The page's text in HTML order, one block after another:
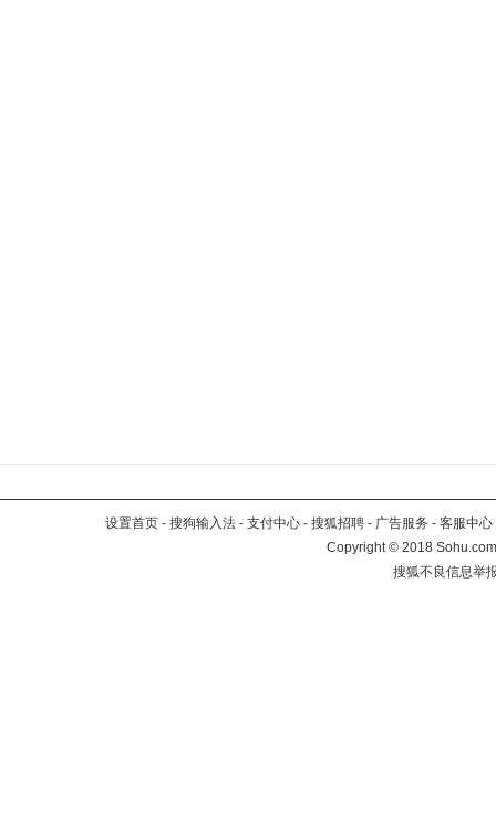
设置首页 - 搜狗输入法 - 支付中心 - 搜狐招聘 - 广告服务 - 客服中心
Copyright©2018
搜狐不良信息举